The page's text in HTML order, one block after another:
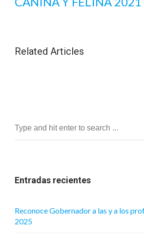
Related Articles
Entradas recientes
Reconoce Gobernador a las y a los
2025